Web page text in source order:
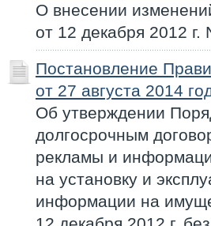
О внесении
от 12 декабря 2012 г.
Постановление
от 27 августа 2014
Об утверждении
долгосрочным
рекламы и
на установку и
информации на